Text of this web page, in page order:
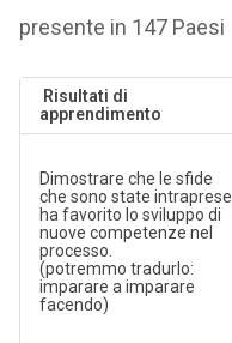
presente in 147 Paesi
Risultati di
apprendimento
Dimostrare che le sfide
che sono state intraprese
ha favorito lo sviluppo di
nuove competenze nel
processo.
(potremmo tradurlo:
imparare a imparare
facendo)